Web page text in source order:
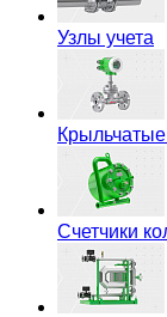
Узлы учета
Счетчики